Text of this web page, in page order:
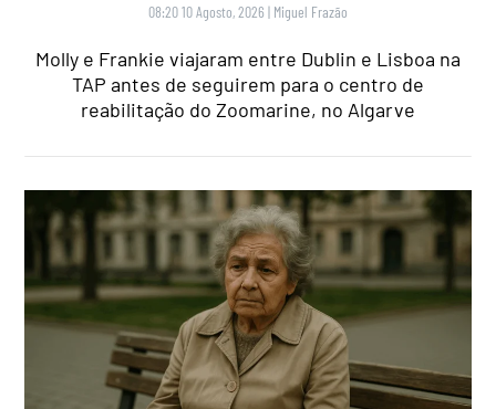
08:20 10 Agosto, 2026 | Miguel Frazão
Molly e Frankie viajaram entre Dublin e Lisboa na
TAP antes de seguirem para o centro de
reabilitação do Zoomarine, no Algarve